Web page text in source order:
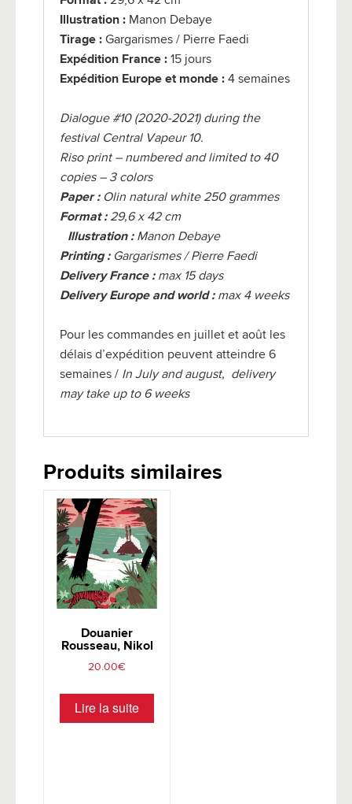
Illustration : Manon Debaye
Tirage : Gargarismes / Pierre Faedi
Expédition France : 15 jours
Expédition Europe et monde : 4 semaines
Dialogue #10 (2020-2021) during the
festival Central Vapeur 10.
Riso print – numbered and limited to 40
copies – 3 colors
Paper :Olin natural white 250 grammes
Format :29,6 x 42 cm
Illustration :Manon Debaye
Printing :Gargarismes / Pierre Faedi
Delivery France :max 15 days
Delivery Europe and world :max 4 weeks
Pour les commandes en juillet et août les
délais d’expédition peuvent atteindre 6
semaines / In July and august, delivery
may take up to 6 weeks
Produits similaires
Douanier
Rousseau, Nikol
20.00€
Lire la suite